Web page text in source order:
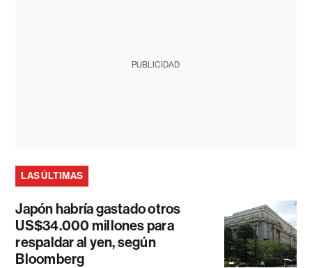
PUBLICIDAD
LAS ÚLTIMAS
Japón habría gastado otros
US$34.000 millones para
respaldar al yen, según
Bloomberg